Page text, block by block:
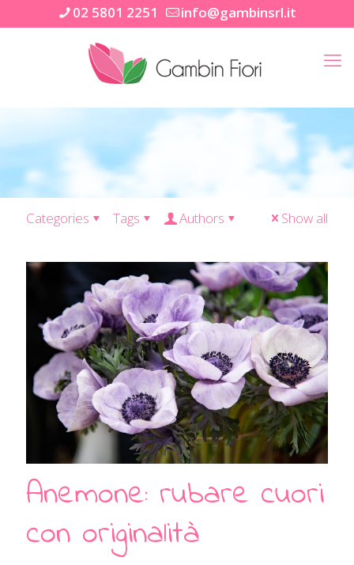
02 5801 2251 info@gambinsrl.it
Categories Tags Authors Show all
Anemone: rubare cuori
con originalità